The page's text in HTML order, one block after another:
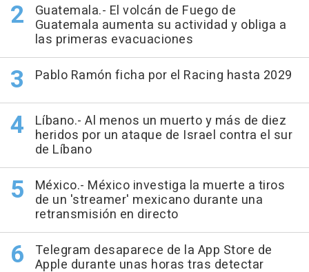
Guatemala.- El volcán de Fuego de
Guatemala aumenta su actividad y obliga a
las primeras evacuaciones
Pablo Ramón ficha por el Racing hasta 2029
Líbano.- Al menos un muerto y más de diez
heridos por un ataque de Israel contra el sur
de Líbano
México.- México investiga la muerte a tiros
de un 'streamer' mexicano durante una
retransmisión en directo
Telegram desaparece de la App Store de
Apple durante unas horas tras detectar